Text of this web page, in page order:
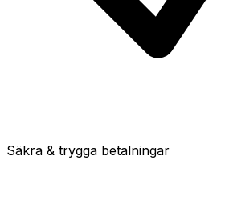
Säkra & trygga betalningar